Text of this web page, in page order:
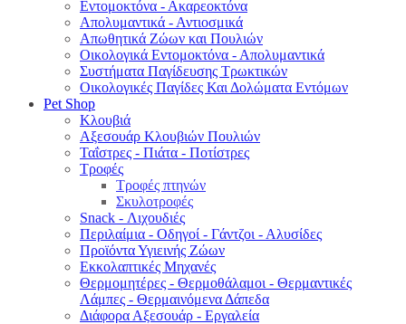
Εντομοκτόνα - Ακαρεοκτόνα
Απολυμαντικά - Αντιοσμικά
Απωθητικά Ζώων και Πουλιών
Οικολογικά Εντομοκτόνα - Απολυμαντικά
Συστήματα Παγίδευσης Τρωκτικών
Οικολογικές Παγίδες Και Δολώματα Εντόμων
Pet Shop
Κλουβιά
Αξεσουάρ Κλουβιών Πουλιών
Ταΐστρες - Πιάτα - Ποτίστρες
Τροφές
Τροφές πτηνών
Σκυλοτροφές
Snack - Λιχουδιές
Περιλαίμια - Οδηγοί - Γάντζοι - Αλυσίδες
Προϊόντα Υγιεινής Ζώων
Εκκολαπτικές Μηχανές
Θερμομητέρες - Θερμοθάλαμοι - Θερμαντικές
Λάμπες - Θερμαινόμενα Δάπεδα
Διάφορα Αξεσουάρ - Εργαλεία